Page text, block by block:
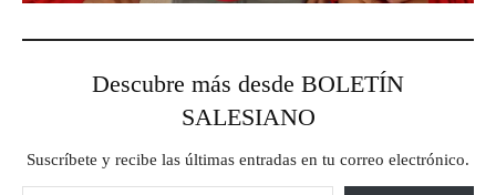
Descubre más desde BOLETÍN
SALESIANO
Suscríbete y recibe las últimas entradas en tu correo electrónico.
Escribe tu correo electrónico…